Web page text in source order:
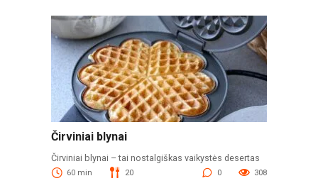
Čirviniai blynai
Čirviniai blynai – tai nostalgiškas vaikystės desertas
60 min 20 0 308